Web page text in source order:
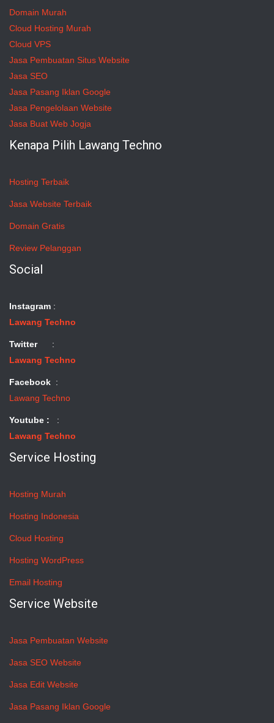
Domain Murah
Cloud Hosting Murah
Cloud VPS
Jasa Pembuatan Situs Website
Jasa SEO
Jasa Pasang Iklan Google
Jasa Pengelolaan Website
Jasa Buat Web Jogja
Kenapa Pilih Lawang Techno
Hosting Terbaik
Jasa Website Terbaik
Domain Gratis
Review Pelanggan
Social
Instagram :
Lawang Techno
Twitter:
Lawang Techno
Facebook :
Lawang Techno
Youtube :
:
Lawang Techno
Service Hosting
Hosting Murah
Hosting Indonesia
Cloud Hosting
Hosting WordPress
Email Hosting
Service Website
Jasa Pembuatan Website
Jasa SEO Website
Jasa Edit Website
Jasa Pasang Iklan Google